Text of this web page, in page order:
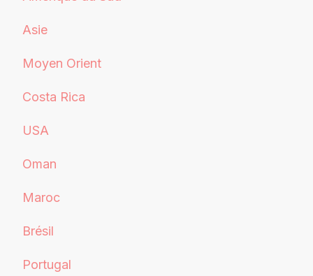
Asie
Moyen Orient
Costa Rica
USA
Oman
Maroc
Brésil
Portugal